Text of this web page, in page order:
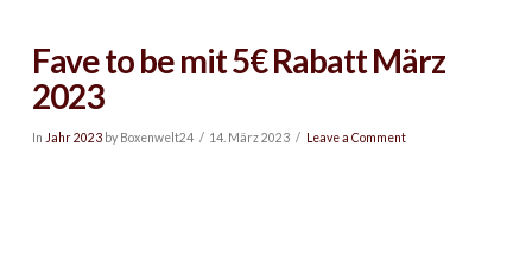
Fave to be mit 5€ Rabatt März
2023
In Jahr 2023by Boxenwelt24 14. März 2023 Leave a Comment